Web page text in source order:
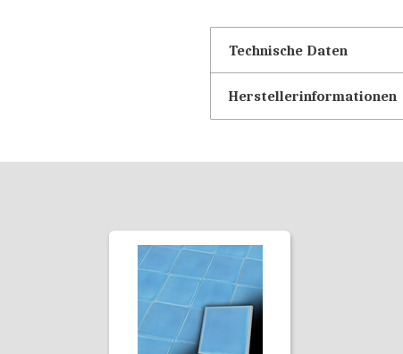
Technische Daten
Herstellerinformationen